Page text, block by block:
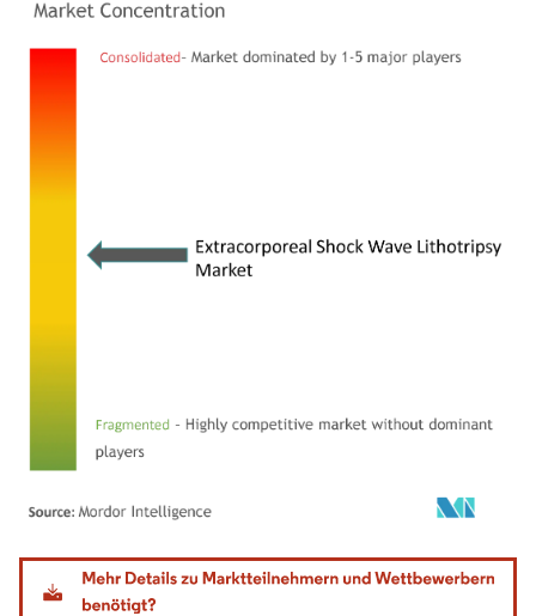
Bild © Mordor Intelligence. Wiederverwendung erfordert Namensnennung gemäß